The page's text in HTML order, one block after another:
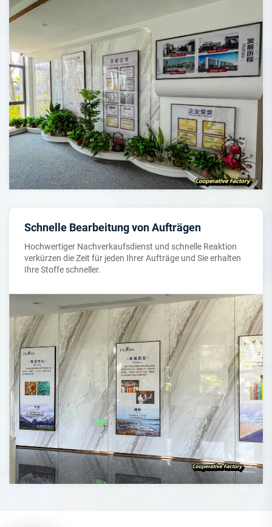
Schnelle Bearbeitung von Aufträgen
Hochwertiger Nachverkaufsdienst und schnelle Reaktion
verkürzen die Zeit für jeden Ihrer Aufträge und Sie erhalten
Ihre Stoffe schneller.